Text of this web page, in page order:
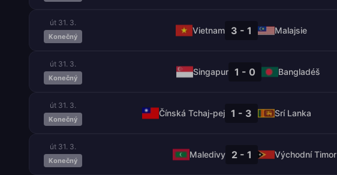
út 31. 3.
Konečný
Vietnam 3 - 1 Malajsie
út 31. 3.
Konečný
Singapur 1 - 0 Bangladéš
út 31. 3.
Konečný
Čínská Tchaj-pej 1 - 3 Srí Lanka
út 31. 3.
Konečný
Maledivy 2 - 1 Východní Timor